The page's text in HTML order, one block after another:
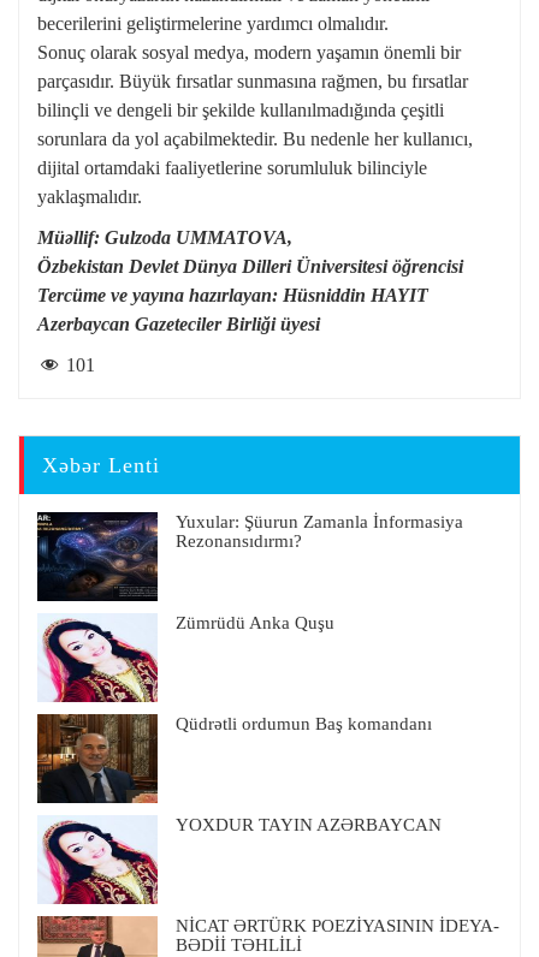
becerilerini geliştirmelerine yardımcı olmalıdır.
Sonuç olarak sosyal medya, modern yaşamın önemli bir
parçasıdır. Büyük fırsatlar sunmasına rağmen, bu fırsatlar
bilinçli ve dengeli bir şekilde kullanılmadığında çeşitli
sorunlara da yol açabilmektedir. Bu nedenle her kullanıcı,
dijital ortamdaki faaliyetlerine sorumluluk bilinciyle
yaklaşmalıdır.
Müəllif: Gulzoda UMMATOVA,
Özbekistan Devlet Dünya Dilleri Üniversitesi öğrencisi
Tercüme ve yayına hazırlayan: Hüsniddin HAYIT
Azerbaycan Gazeteciler Birliği üyesi
101
Xəbər Lenti
Yuxular: Şüurun Zamanla İnformasiya
Rezonansıdırmı?
Zümrüdü Anka Quşu
Qüdrətli ordumun Baş komandanı
YOXDUR TAYIN AZƏRBAYCAN
NİCAT ƏRTÜRK POEZİYASININ İDEYA-
BƏDİİ TƏHLİLİ